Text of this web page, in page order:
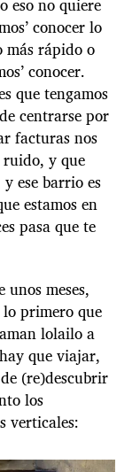
conocer lo
más rápido o
conocer.
que tengamos
centrarse por
facturas nos
ruido, y que
ese barrio es
estamos en
pasa que te
unos meses,
primero que
lolailo a
que viajar,
(re)descubrir
los
verticales: